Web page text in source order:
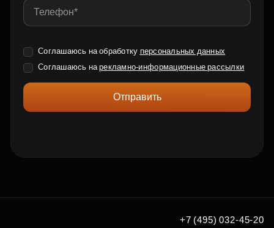
Соглашаюсь на обработку персональных данных
Соглашаюсь нарекламно-информационные рассылки
Отправить
+7 (495) 032-45-20